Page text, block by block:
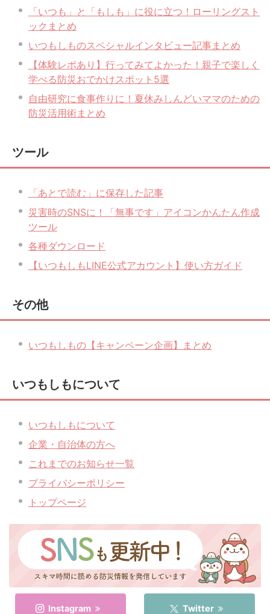
「いつも」と「もしも」に役に立つ！ローリングスト
ックまとめ
いつもしものスペシャルインタビュー記事まとめ
【体験レポあり】行ってみてよかった！親子で楽しく
学べる防災おでかけスポット5選
自由研究に食事作りに！夏休みしんどいママのための
防災活用術まとめ
ツール
「あとで読む」に保存した記事
災害時のSNSに！「無事です」アイコンかんたん作成
ツール
各種ダウンロード
【いつもしもLINE公式アカウント】使い方ガイド
その他
いつもしもの【キャンペーン企画】まとめ
いつもしもについて
いつもしもについて
企業・自治体の方へ
これまでのお知らせ一覧
プライバシーポリシー
トップページ
Instagram Twitter